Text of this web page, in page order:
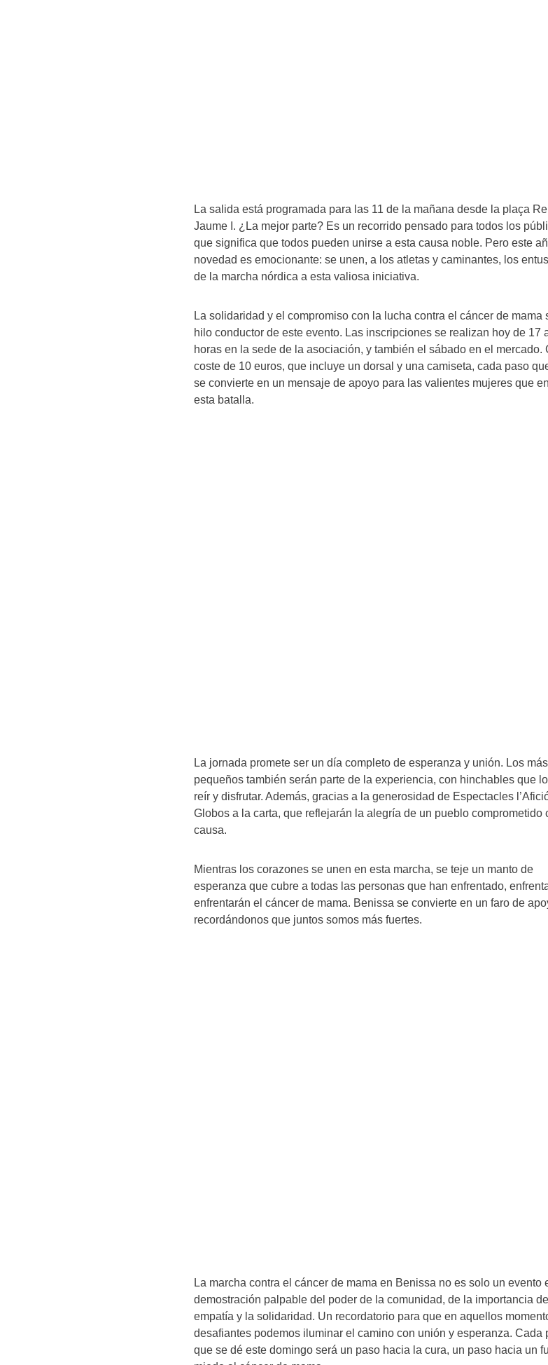
La salida está programada para las 11 de la mañana desde la plaça
Jaume I. ¿La mejor parte? Es un recorrido pensado para todos los
que significa que todos pueden unirse a esta causa noble. Pero este
novedad es emocionante: se unen, a los atletas y caminantes, los
de la marcha nórdica a esta valiosa iniciativa.
La solidaridad y el compromiso con la lucha contra el cáncer de mama
hilo conductor de este evento. Las inscripciones se realizan hoy de 17
horas en la sede de la asociación, y también el sábado en el mercado.
coste de 10 euros, que incluye un dorsal y una camiseta, cada paso
se convierte en un mensaje de apoyo para las valientes mujeres que
esta batalla.
La jornada promete ser un día completo de esperanza y unión. Los más
pequeños también serán parte de la experiencia, con hinchables que
reír y disfrutar. Además, gracias a la generosidad de Espectacles
Globos a la carta, que reflejarán la alegría de un pueblo comprometido
causa.
Mientras los corazones se unen en esta marcha, se teje un manto de
esperanza que cubre a todas las personas que han enfrentado,
enfrentarán el cáncer de mama. Benissa se convierte en un faro de
recordándonos que juntos somos más fuertes.
La marcha contra el cáncer de mama en Benissa no es solo un evento
demostración palpable del poder de la comunidad, de la importancia
empatía y la solidaridad. Un recordatorio para que en aquellos
desafiantes podemos iluminar el camino con unión y esperanza. Cada
que se dé este domingo será un paso hacia la cura, un paso hacia un